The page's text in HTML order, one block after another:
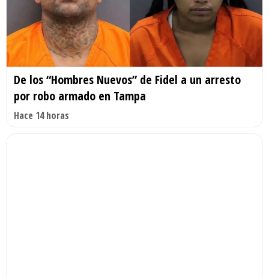
De los “Hombres Nuevos” de Fidel a un arresto
por robo armado en Tampa
Hace 14 horas